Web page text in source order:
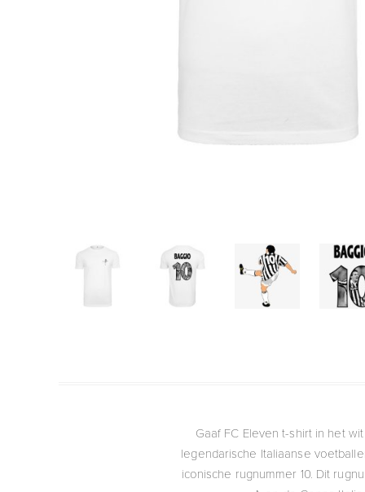
Gaaf FC Eleven t-shirt in het
legendarische Italiaanse
iconische rugnummer 10. Dit